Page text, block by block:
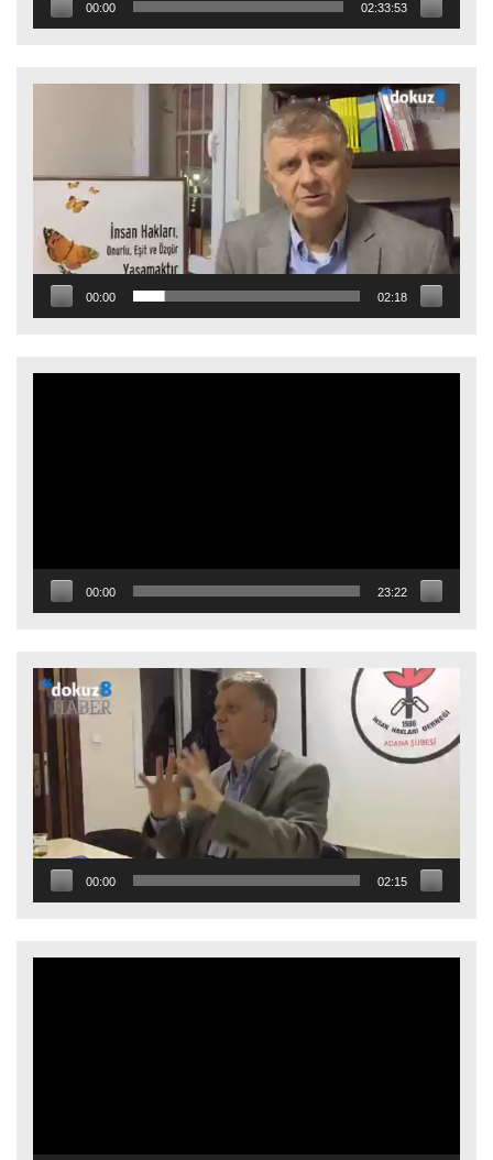
00:00 02:33:53
00:00 02:18
00:00 23:22
Video
oynatıcı
00:00 02:15